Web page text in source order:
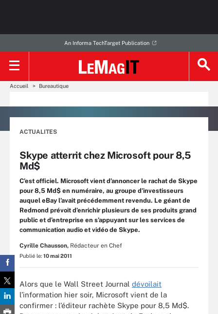
An Informa TechTarget Publication
Accueil Bureautique
ACTUALITES
Skype atterrit chez Microsoft pour 8,5
Md$
C’est officiel. Microsoft vient d’annoncer le rachat de Skype
pour 8,5 Md$ en numéraire, au groupe d’investisseurs
auquel eBay l’avait précédemment revendu. Le géant de
Redmond prévoit d’enrichir plusieurs de ses produits grand
public et d’entreprise en s’appuyant sur les services de
communication audio et vidéo de Skype.
Cyrille Chausson, Rédacteur en Chef
Publié le: 10 mai 2011
Alors que le Wall Street Journal dévoilait
l’information hier soir, Microsoft vient de la
confirmer : l’éditeur rachète Skype pour 8,5 Md$.